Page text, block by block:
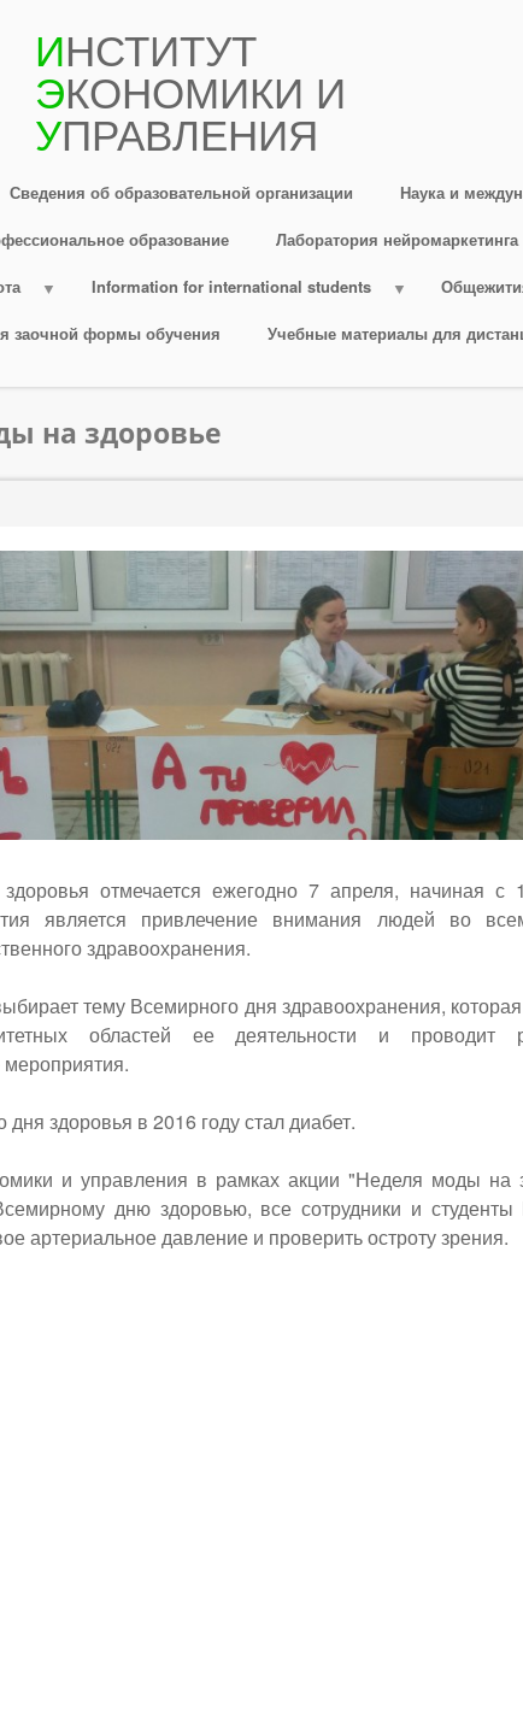
ИНСТИТУТ
ЭКОНОМИКИ И
УПРАВЛЕНИЯ
Сведения об образовательной организации Наука и
образование Лаборатория нейромаркетинга
Information for international students
заочной формы обучения Учебные материалы для
на здоровье
отмечается ежегодно 7 апреля, начиная с
является привлечение внимания людей во
здравоохранения.
тему Всемирного дня здравоохранения,
областей ее деятельности и проводит
мероприятия.
здоровья в 2016 году стал диабет.
и управления в рамках акции "Неделя моды на
дню здоровью, все сотрудники и студенты
артериальное давление и проверить остроту зрения.